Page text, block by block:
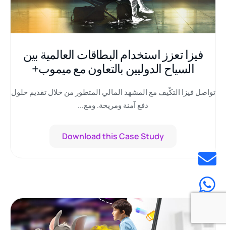
فيزا تعزز استخدام البطاقات العالمية بين
السياح الدوليين بالتعاون مع ميموب+
تواصل فيزا التكّيف مع المشهد المالي المتطور من خلال تقديم حلول
دفع آمنة ومريحة. ومع...
Download this Case Study